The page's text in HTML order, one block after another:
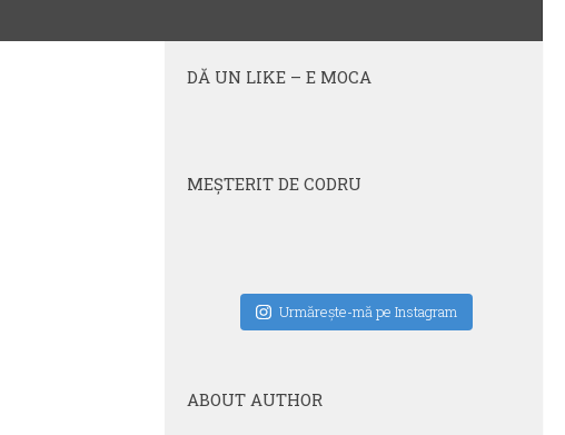
DĂ UN LIKE – E MOCA
MEŞTERIT DE CODRU
Urmăreşte-mă pe Instagram
ABOUT AUTHOR